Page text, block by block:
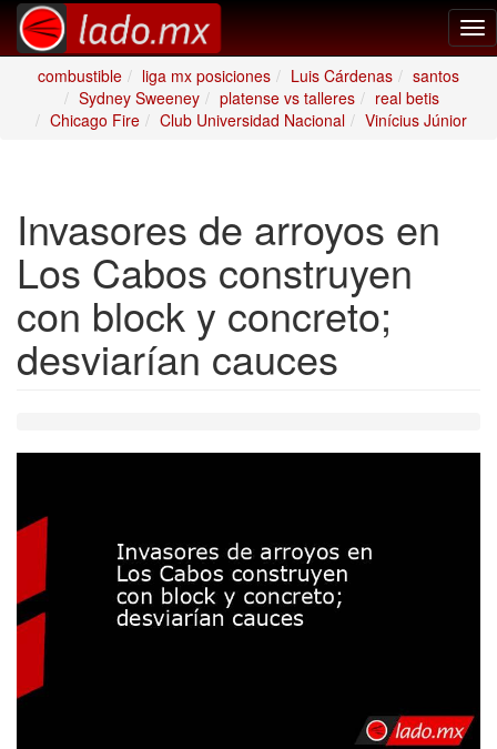
combustible
liga mx posiciones Luis Cárdenas
santos
Sydney Sweeney
platense vs talleres
real betis
Chicago Fire
Club Universidad Nacional Vinícius Júnior
Invasores de arroyos en
Los Cabos construyen
con block y concreto;
desviarían cauces